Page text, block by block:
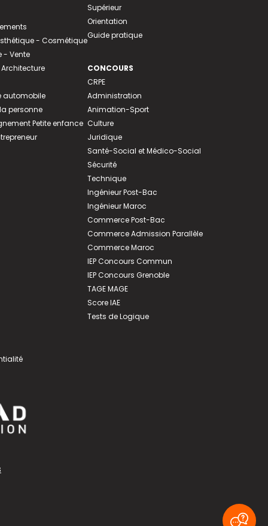
- Cosmétique
- Vente
automobile
personne
Petite enfance
Supérieur
Orientation
Guide pratique
CONCOURS
CRPE
Administration
Animation-Sport
Culture
Juridique
Santé-Social et Médico-Social
Sécurité
Technique
Ingénieur Post-Bac
Ingénieur Maroc
Commerce Post-Bac
Commerce Admission Parallèle
Commerce Maroc
IEP Concours Commun
IEP Concours Grenoble
TAGE MAGE
Score IAE
Tests de Logique